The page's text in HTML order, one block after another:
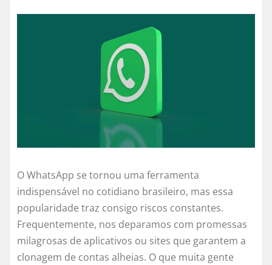
O WhatsApp se tornou uma ferramenta
indispensável no cotidiano brasileiro, mas essa
popularidade traz consigo riscos constantes.
Frequentemente, nos deparamos com promessas
milagrosas de aplicativos ou sites que garantem a
clonagem de contas alheias. O que muita gente